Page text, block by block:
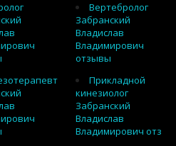
Вертебролог
Забранский
Владислав
Владимирович
отзывы
Прикладной
кинезиолог
Забранский
Владислав
Владимирович отз